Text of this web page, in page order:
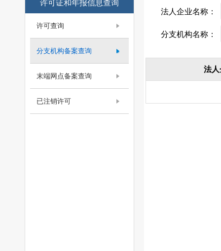
许可证和年报信息查询
许可查询
分支机构备案查询
末端网点备案查询
已注销许可
法人企业名称：
分支机构名称：
法